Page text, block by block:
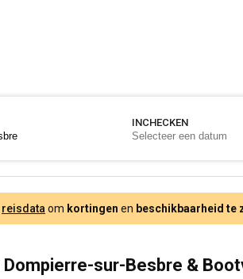
INCHECKEN
reisdata om kortingen en beschikbaarheid te
Dompierre-sur-Besbre &